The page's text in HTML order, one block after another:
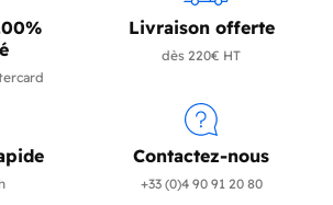
Livraison offerte
dès 220€ HT
Contactez-nous
+33 (0)4 90 91 20 80